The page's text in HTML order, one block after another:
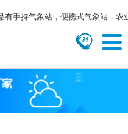
有手持气象站，便携式气象站，